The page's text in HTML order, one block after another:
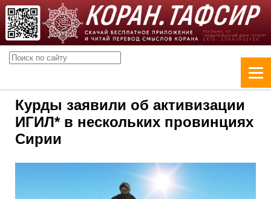
Курды заявили об активизации
ИГИЛ* в нескольких провинциях
Сирии